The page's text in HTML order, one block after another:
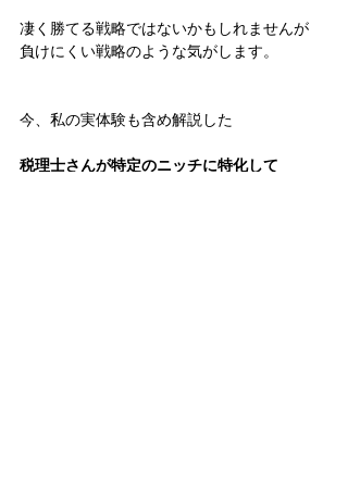
凄く勝てる戦略ではないかもしれませんが
負けにくい戦略のような気がします。
今、私の実体験も含め解説した
税理士さんが特定のニッチに特化して